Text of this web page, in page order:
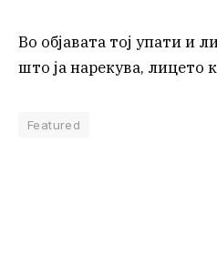
Во објавата тој упати и
што ја нарекува, лицето
Featured